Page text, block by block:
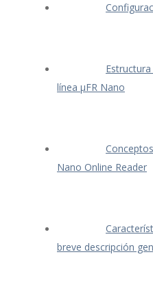
línea μFR Nano
Nano Online Reader
breve descripción